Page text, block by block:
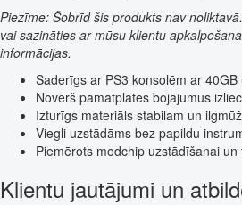
Piezīme: Šobrīd šis produkts nav
vai sazināties ar mūsu klientu
informācijas.
Saderīgs ar PS3 konsolēm ar 40GB
Novērš pamatplates bojājumus
Izturīgs materiāls stabilam un
Viegli uzstādāms bez papildu
Piemērots modchip uzstādīšanai
Klientu jautājumi un